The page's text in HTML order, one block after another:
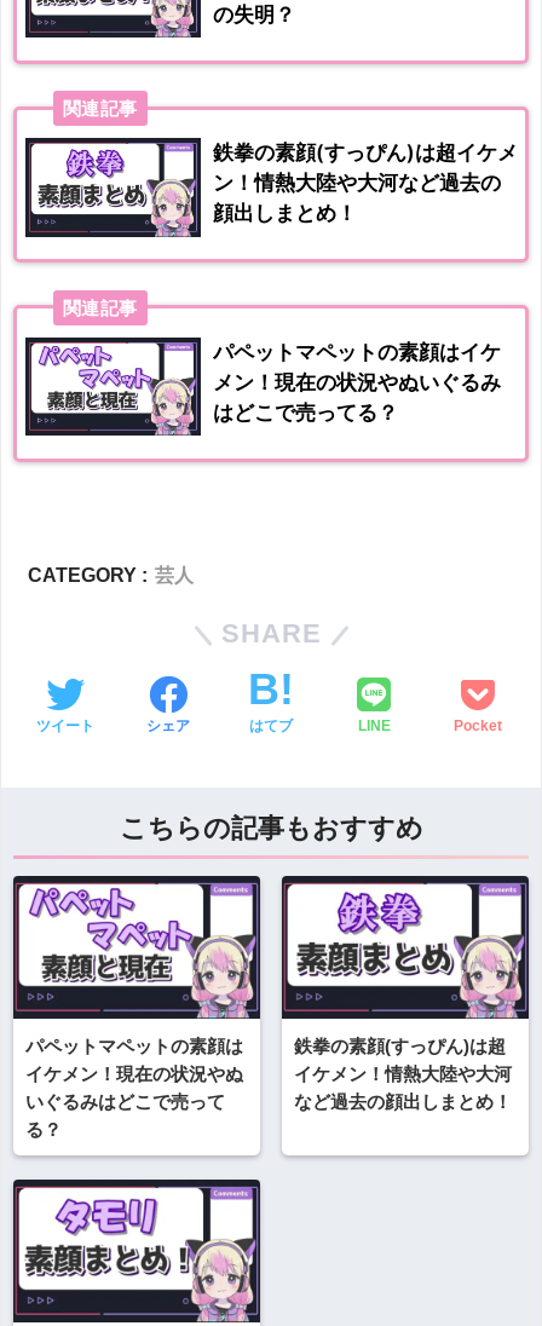
の失明？
関連記事
鉄拳の素顔(すっぴん)は超イケメ
ン！情熱大陸や大河など過去の
顔出しまとめ！
関連記事
パペットマペットの素顔はイケ
メン！現在の状況やぬいぐるみ
はどこで売ってる？
CATEGORY : 芸人
SHARE
ツイート シェア はてブ LINE Pocket
こちらの記事もおすすめ
パペットマペットの素顔は
イケメン！現在の状況やぬ
いぐるみはどこで売って
る？
鉄拳の素顔(すっぴん)は超
イケメン！情熱大陸や大河
など過去の顔出しまとめ！